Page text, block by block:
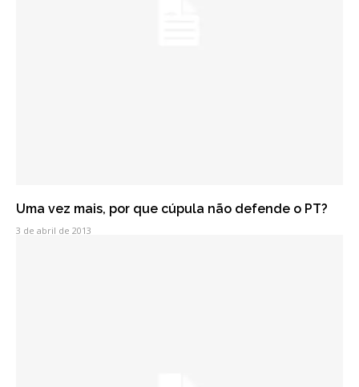
Uma vez mais, por que cúpula não defende o PT?
3 de abril de 2013